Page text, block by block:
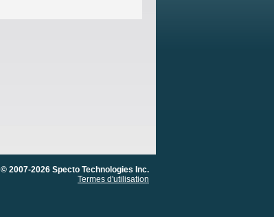
© 2007-2026 Specto Technologies Inc.
Termes d'utilisation